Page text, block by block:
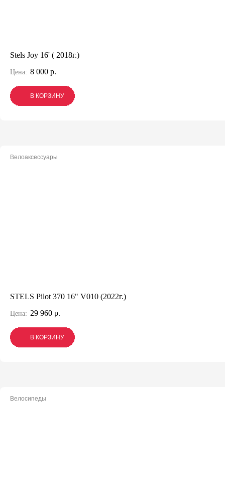
Stels Joy 16' ( 2018г.)
Цена: 8 000 р.
В КОРЗИНУ
В КОРЗИНУ
В КОРЗИНУ
Велоаксессуары
STELS Pilot 370 16" V010 (2022г.)
Цена: 29 960 р.
В КОРЗИНУ
В КОРЗИНУ
В КОРЗИНУ
Велосипеды